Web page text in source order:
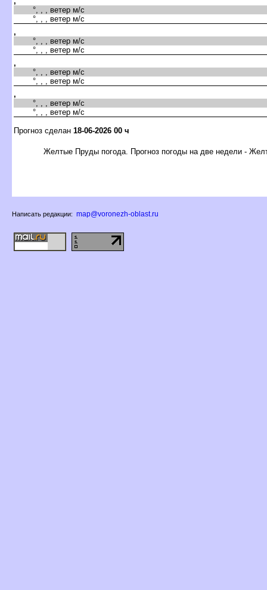
°, , , ветер м/с
°, , , ветер м/с
,
°, , , ветер м/с
°, , , ветер м/с
,
°, , , ветер м/с
°, , , ветер м/с
,
°, , , ветер м/с
°, , , ветер м/с
Прогноз сделан 18-06-2026 00 ч
Желтые Пруды погода. Прогноз погоды на две недели -
Написать редакции: map@voronezh-oblast.ru